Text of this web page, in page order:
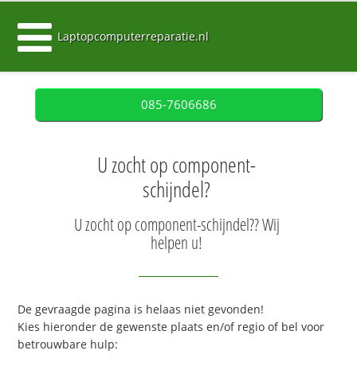
Laptopcomputerreparatie.nl
085-7606686
U zocht op component-
schijndel?
U zocht op component-schijndel?? Wij
helpen u!
De gevraagde pagina is helaas niet gevonden!
Kies hieronder de gewenste plaats en/of regio of bel voor
betrouwbare hulp: